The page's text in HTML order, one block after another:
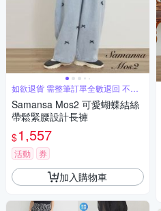
如欲退貨 需整筆訂單全數退回 不能
單退
Samansa Mos2 可愛蝴蝶結絲
帶鬆緊腰設計長褲
$1,557
活動 券
加入購物車